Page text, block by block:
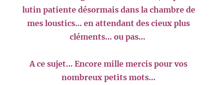
lutin patiente désormais dans la chambre de
mes loustics… en attendant des cieux plus
cléments… ou pas…
A ce sujet… Encore mille mercis pour vos
nombreux petits mots…